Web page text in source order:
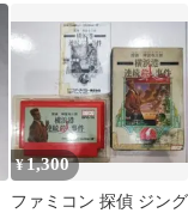
¥1,300
ファミコン 探偵 ジング